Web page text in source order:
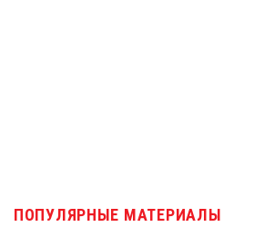
ПОПУЛЯРНЫЕ МАТЕРИАЛЫ